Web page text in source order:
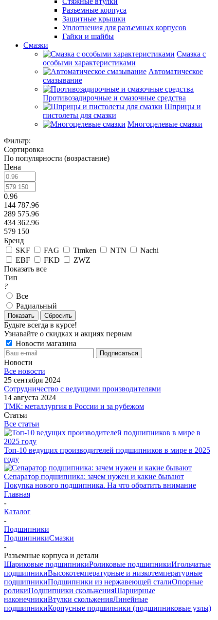
Разъемные корпуса
Защитные крышки
Уплотнения для разъемных корпусов
Гайки и шайбы
Смазки
Смазка с
особыми характеристиками
Автоматическое
смазывание
Противозадирочные и смазочные средства
Шприцы и
пистолеты для смазки
Многоцелевые смазки
Фильтр:
Сортировка
По популярности (возрастание)
Цена
0.96
144 787.96
289 575.96
434 362.96
579 150
Бренд
SKF
FAG Timken NTN
Nachi
EBF
FKD
ZWZ
Показать все
Тип
?
Все
Радиальный
Показать Сбросить
Будьте всегда в курсе!
Узнавайте о скидках и акциях первым
Новости магазина
Новости
Все новости
25 сентября 2024
Сотрудничество с ведущими производителями
14 августа 2024
ТМК: металлургия в России и за рубежом
Статьи
Все статьи
Топ-10 ведущих производителей подшипников в мире в 2025
году
Сепаратор подшипника: зачем нужен и какие бывают
Покупка нового подшипника. На что обратить внимание
Главная
-
Каталог
-
Подшипники
ПодшипникиСмазки
-
Разъемные корпуса и детали
Шариковые подшипникиРоликовые подшипникиИгольчатые
подшипникиВысокотемпературные и низкотемпературные
подшипникиПодшипники из нержавеющей сталиОпорные
роликиПодшипники скольженияШарнирные
наконечникиВтулки скольженияЛинейные
подшипникиКорпусные подшипники (подшипниковые узлы)